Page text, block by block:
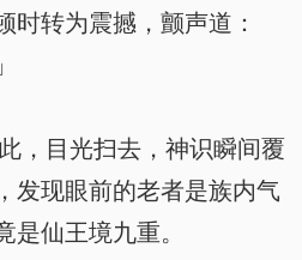
时转为震撼，颤声道：
，目光扫去，神识瞬间覆
发现眼前的老者是族内气
是仙王境九重。